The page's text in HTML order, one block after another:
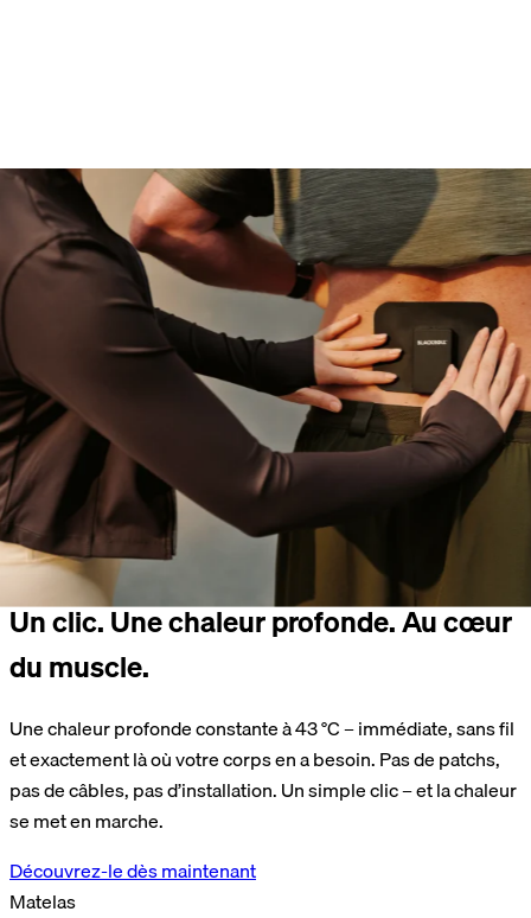
Un clic. Une chaleur profonde. Au cœur
du muscle.
Une chaleur profonde constante à 43 °C – immédiate, sans fil
et exactement là où votre corps en a besoin. Pas de patchs,
pas de câbles, pas d’installation. Un simple clic – et la chaleur
se met en marche.
Découvrez-le dès maintenant
Matelas